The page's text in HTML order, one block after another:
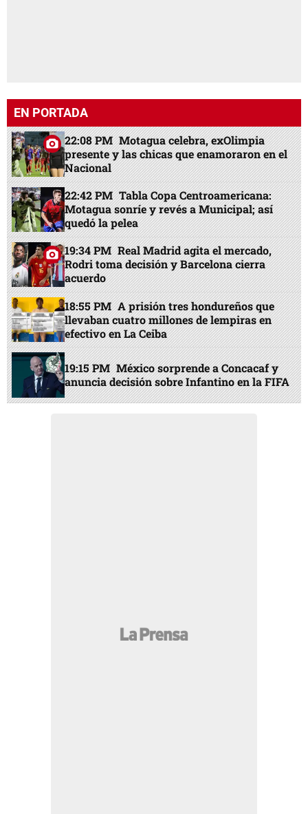
EN PORTADA
22:08 PM Motagua celebra, exOlimpia
presente y las chicas que enamoraron en el
Nacional
22:42 PM Tabla Copa Centroamericana:
Motagua sonríe y revés a Municipal; así
quedó la pelea
19:34 PM Real Madrid agita el mercado,
Rodri toma decisión y Barcelona cierra
acuerdo
18:55 PM A prisión tres hondureños que
llevaban cuatro millones de lempiras en
efectivo en La Ceiba
19:15 PM México sorprende a Concacaf y
anuncia decisión sobre Infantino en la FIFA